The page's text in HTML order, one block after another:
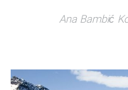
Ana Bambić